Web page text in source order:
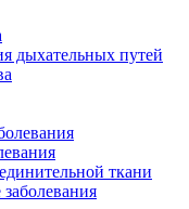
дыхательных путей
ткани